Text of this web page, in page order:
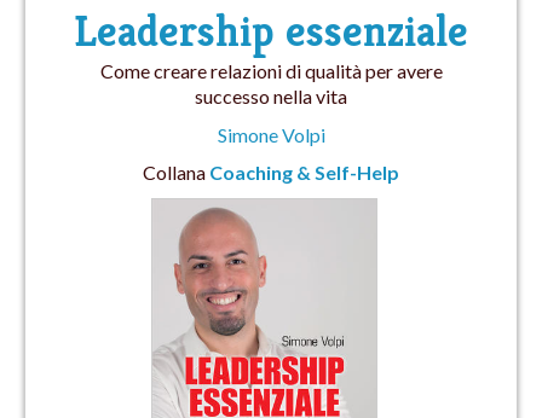
Leadership essenziale
Come creare relazioni di qualità per avere
successo nella vita
Simone Volpi
Collana Coaching & Self-Help